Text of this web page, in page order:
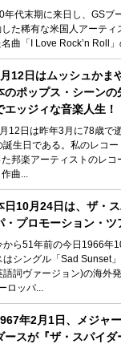
年代末期に来日し、GSブ
た稀有な米国人アーティ
曲「I Love Rock’n Roll」
12日はムッシュかま
のポップス・シーン
エッジィな音楽人生！
12日は昨年3月に78歳で
誕生日である。私のレコ
邦楽アーティストのレ
曲...
日10月24日は、ザ・
・プロモーション・ツ
から51年前の今日1966年
はシングル「Sad Sunset
語詞ヴァージョン)の海外
ロッパ...
年2月1日、メジャ
ースが『ザ・スパイ